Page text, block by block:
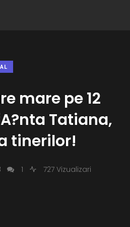
mare pe 12
Tatiana,
tinerilor!
1
727 Vizualizari